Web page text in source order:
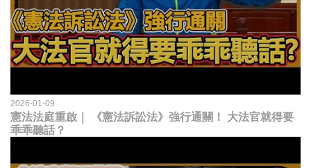
2026-01-09
憲法法庭重啟｜ 《憲法訴訟法》強行通關！ 大法官就得要
乖乖聽話？